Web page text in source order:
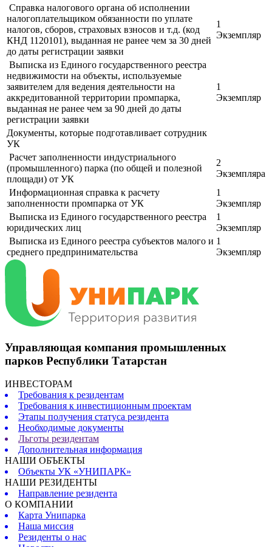
Справка налогового органа об исполнении
налогоплательщиком обязанности по уплате
налогов, сборов, страховых взносов и т.д. (код
КНД 1120101), выданная не ранее чем за 30 дней
до даты регистрации заявки
1
Экземпляр
Выписка из Единого государственного реестра
недвижимости на объекты, используемые
заявителем для ведения деятельности на
аккредитованной территории промпарка,
выданная не ранее чем за 90 дней до даты
регистрации заявки
1
Экземпляр
Документы, которые подготавливает сотрудник
УК
Расчет заполненности индустриального
(промышленного) парка (по общей и полезной
площади) от УК
2
Экземпляра
Информационная справка к расчету
заполненности промпарка от УК
1
Экземпляр
Выписка из Единого государственного реестра
юридических лиц
1
Экземпляр
Выписка из Единого реестра субъектов малого и
среднего предпринимательства
1
Экземпляр
Управляющая компания промышленных
парков Республики Татарстан
ИНВЕСТОРАМ
Требования к резидентам
Требования к инвестиционным проектам
Этапы получения статуса резидента
Необходимые документы
Льготы резидентам
Дополнительная информация
НАШИ ОБЪЕКТЫ
Объекты УК «УНИПАРК»
НАШИ РЕЗИДЕНТЫ
Направление резидента
О КОМПАНИИ
Карта Унипарка
Наша миссия
Резиденты о нас